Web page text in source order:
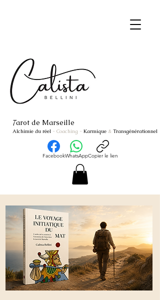
Tarot de Marseille
Alchimie du réel - Coaching - Karmique & Transgénérationnel
FacebookWhatsAppCopier le lien